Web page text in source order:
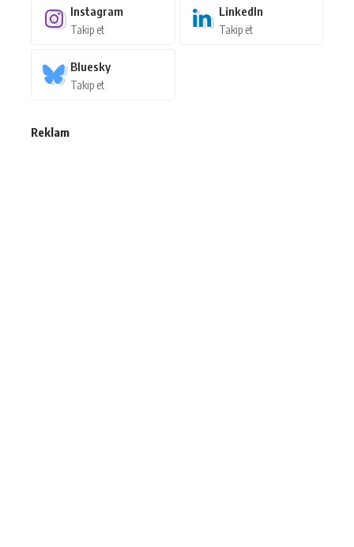
Instagram
Takip et
LinkedIn
Takip et
Bluesky
Takip et
Reklam